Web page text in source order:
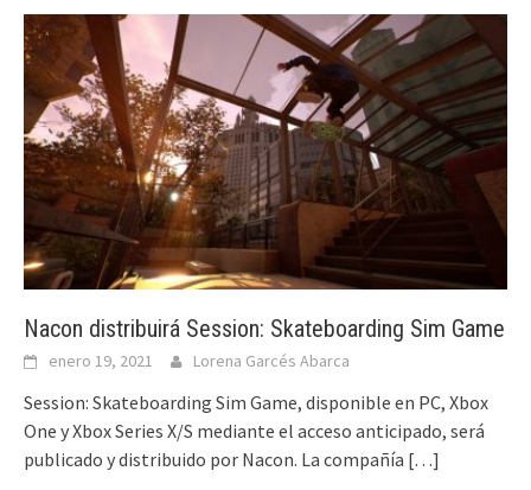
Nacon distribuirá Session: Skateboarding Sim Game
enero 19, 2021 Lorena Garcés Abarca
Session: Skateboarding Sim Game, disponible en PC, Xbox
One y Xbox Series X/S mediante el acceso anticipado, será
publicado y distribuido por Nacon. La compañía […]